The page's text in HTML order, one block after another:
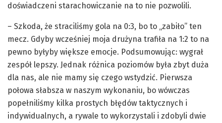
doświadczeni starachowiczanie na to nie pozwolili.
– Szkoda, że straciliśmy gola na 0:3, bo to „zabiło” ten
mecz. Gdyby wcześniej moja drużyna trafiła na 1:2 to na
pewno byłyby większe emocje. Podsumowując: wygrał
zespół lepszy. Jednak różnica poziomów była zbyt duża
dla nas, ale nie mamy się czego wstydzić. Pierwsza
połowa słabsza w naszym wykonaniu, bo wówczas
popełniliśmy kilka prostych błędów taktycznych i
indywidualnych, a rywale to wykorzystali i zdobyli dwie